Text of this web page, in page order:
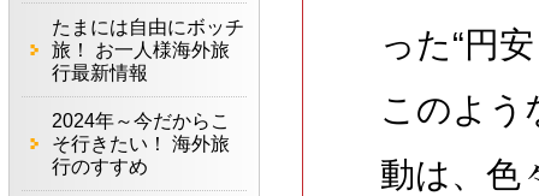
った“円
このよう
動は、色
たまには自由にボッチ
旅！ お一人様海外旅
行最新情報
2024年～今だからこ
そ行きたい！ 海外旅
行のすすめ